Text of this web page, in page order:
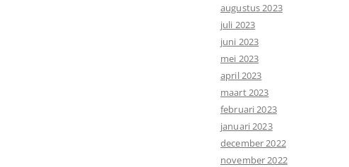
augustus 2023
juli 2023
juni 2023
mei 2023
april 2023
maart 2023
februari 2023
januari 2023
december 2022
november 2022